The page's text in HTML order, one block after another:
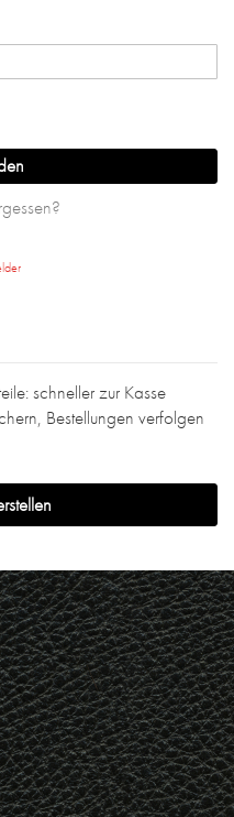
schneller zur Kasse
Bestellungen verfolgen